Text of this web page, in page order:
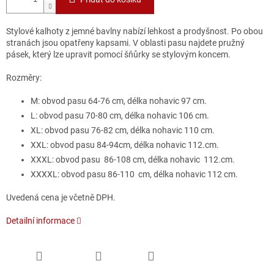
Stylové kalhoty z jemné bavlny nabízí lehkost a prodyšnost. Po obou
stranách jsou opatřeny kapsami. V oblasti pasu najdete pružný
pásek, který lze upravit pomocí šňůrky se stylovým koncem.
Rozměry:
M: obvod pasu 64-76 cm, délka nohavic 97 cm.
L: obvod pasu 70-80 cm, délka nohavic 106 cm.
XL: obvod pasu 76-82 cm, délka nohavic 110 cm.
XXL: obvod pasu 84-94cm, délka nohavic 112.cm.
XXXL: obvod pasu 86-108 cm, délka nohavic 112.cm.
XXXXL: obvod pasu 86-110 cm, délka nohavic 112 cm.
Uvedená cena je včetně DPH.
Detailní informace